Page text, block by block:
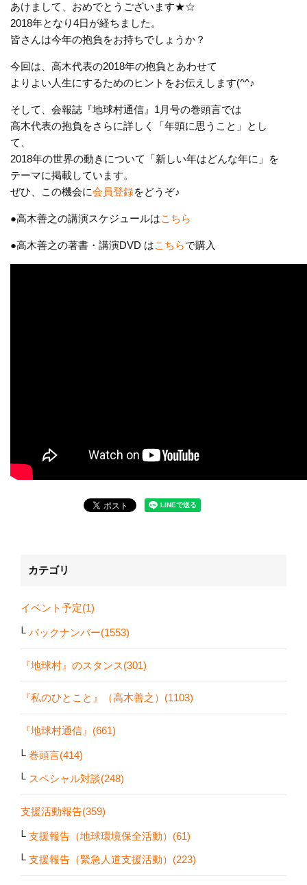
あけまして、おめでとうございます★☆
2018年となり4日が経ちました。
皆さんは今年の抱負をお持ちでしょうか？
今回は、高木代表の2018年の抱負とあわせて
よりよい人生にするためのヒントをお伝えします(^^♪
そして、会報誌『地球村通信』1月号の巻頭言では
高木代表の抱負をさらに詳しく「年頭に思うこと」とし
て、
2018年の世界の動きについて「新しい年はどんな年に」を
テーマに掲載しています。
ぜひ、この機会に会員登録をどうぞ♪
●高木善之の講演スケジュールはこちら
●高木善之の著書・講演DVD はこちらで購入
カテゴリ
イベント予定(1)
バックナンバー(1553)
『地球村』のスタンス(301)
『私のひとこと』（高木善之）(1103)
『地球村通信』(661)
巻頭言(414)
スペシャル対談(248)
支援活動報告(359)
支援報告（地球環境保全活動）(61)
支援報告（緊急人道支援活動）(223)